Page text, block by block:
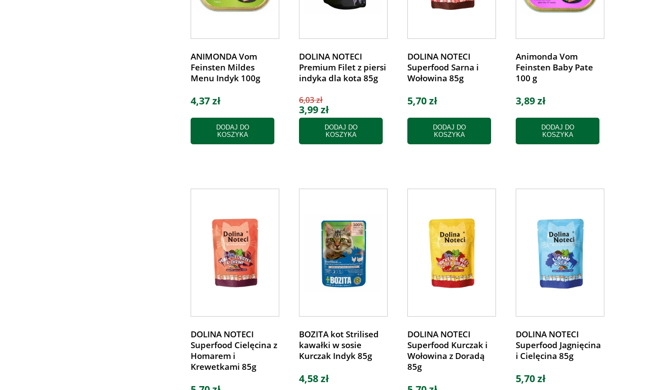
ANIMONDA Vom
Feinsten Mildes
Menu Indyk 100g
4,37 zł
DODAJ DO
KOSZYKA
DOLINA NOTECI
Premium Filet z piersi
indyka dla kota 85g
6,03 zł
3,99 zł
DODAJ DO
KOSZYKA
DOLINA NOTECI
Superfood Sarna i
Wołowina 85g
5,70 zł
DODAJ DO
KOSZYKA
Animonda Vom
Feinsten Baby Pate
100 g
3,89 zł
DODAJ DO
KOSZYKA
DOLINA NOTECI
Superfood Cielęcina z
Homarem i
Krewetkami 85g
BOZITA kot Strilised
kawałki w sosie
Kurczak Indyk 85g
4,58 zł
DOLINA NOTECI
Superfood Kurczak i
Wołowina z Doradą
85g
DOLINA NOTECI
Superfood Jagnięcina
i Cielęcina 85g
5,70 zł